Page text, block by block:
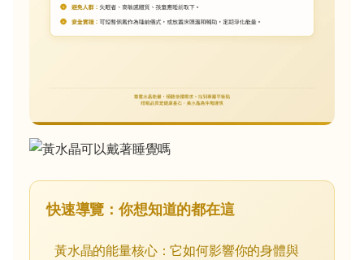
快速導覽：你想知道的都在這
黃水晶的能量核心：它如何影響你的身體與